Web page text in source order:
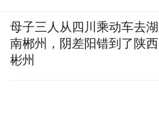
母子三人从四川乘动车去湖
南郴州，阴差阳错到了陕西
彬州